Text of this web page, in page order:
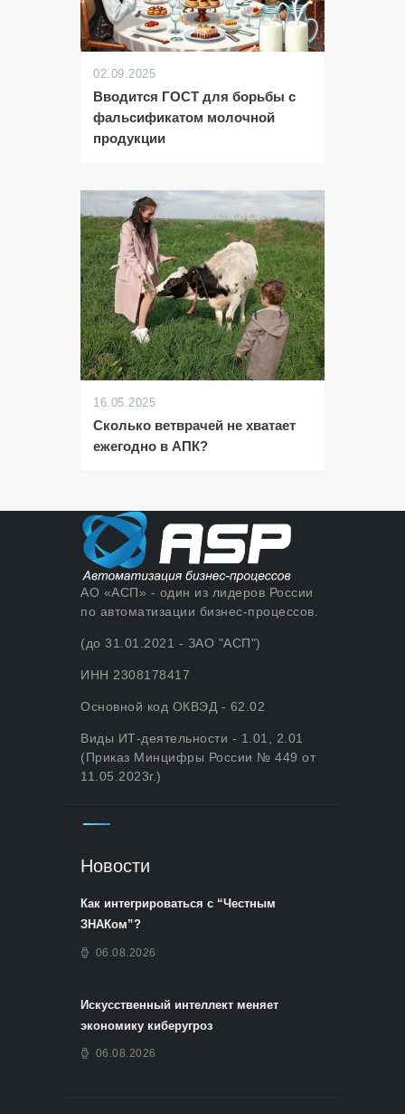
02.09.2025
Вводится ГОСТ для борьбы с
фальсификатом молочной
продукции
16.05.2025
Сколько ветврачей не хватает
ежегодно в АПК?
АО «АСП» - один из лидеров России
по автоматизации бизнес-процессов.
(до 31.01.2021 - ЗАО "АСП")
ИНН 2308178417
Основной код ОКВЭД - 62.02
Виды ИТ-деятельности - 1.01, 2.01
(Приказ Минцифры России № 449 от
11.05.2023г.)
Новости
Как интегрироваться с “Честным
ЗНАКом”?
06.08.2026
Искусственный интеллект меняет
экономику киберугроз
06.08.2026